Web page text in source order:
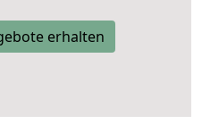
erhalten